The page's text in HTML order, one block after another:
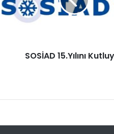
SOSİAD 15.Yılını